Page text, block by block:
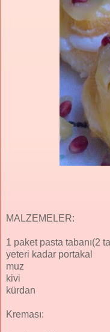
MALZEMELER:
1 paket pasta tabanı(2
yeteri kadar portakal
muz
kivi
kürdan
Kreması: